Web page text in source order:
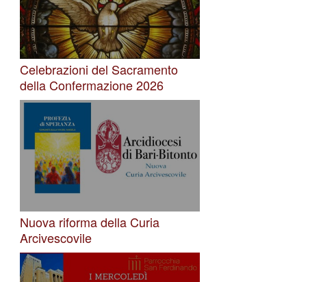
Celebrazioni del Sacramento
della Confermazione 2026
Nuova riforma della Curia
Arcivescovile